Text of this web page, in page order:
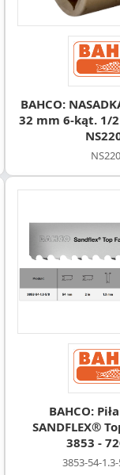
BAHCO:
32 mm 6-kąt. 1/
BAHCO:
SANDFLEX®
3853 -
3853-54-